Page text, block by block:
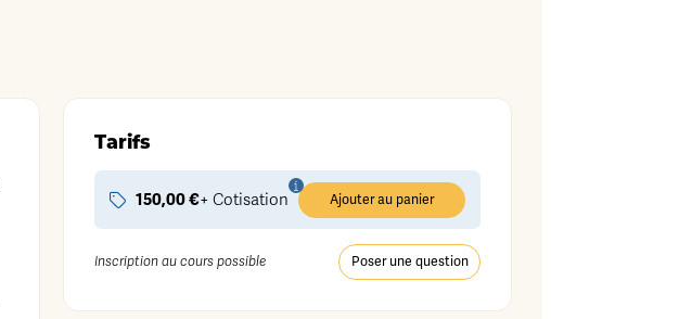
Tarifs
150,00 €+ Cotisation Ajouter au panier
Inscription au cours possible Poser une question